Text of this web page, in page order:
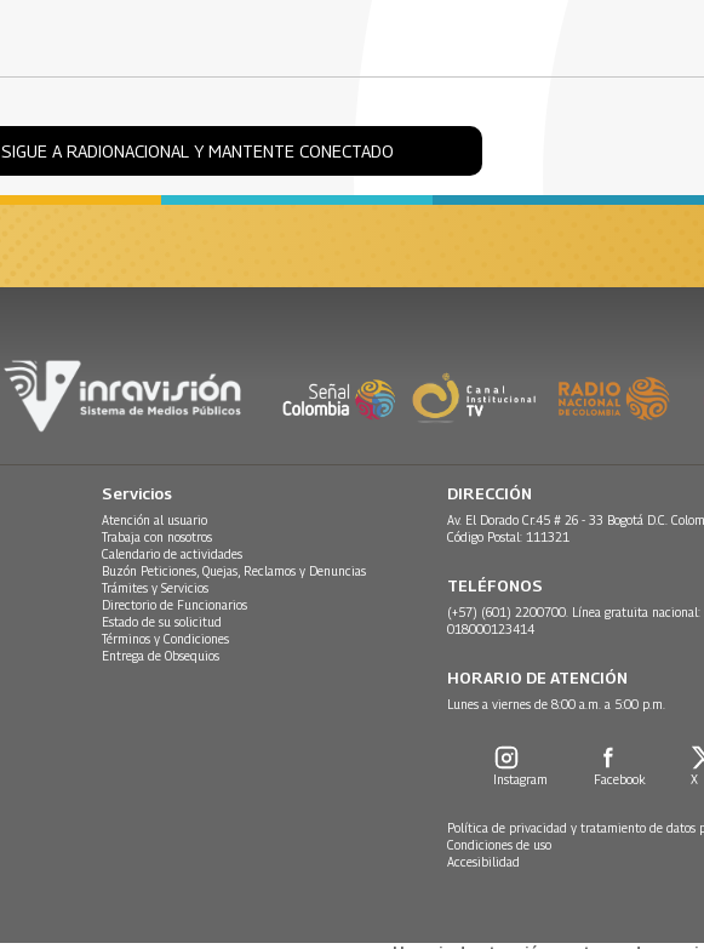
SIGUE A RADIONACIONAL Y MANTENTE CONECTADO
Servicios
Atención al usuario
Trabaja con nosotros
Calendario de actividades
Buzón Peticiones, Quejas, Reclamos y Denuncias
Trámites y Servicios
Directorio de Funcionarios
Estado de su solicitud
Términos y Condiciones
Entrega de Obsequios
DIRECCIÓN
Av. El Dorado Cr.45 # 26 - 33 Bogotá D.C.
Código Postal: 111321
TELÉFONOS
(+57) (601) 2200700. Línea gratuita nacional:
018000123414
HORARIO DE ATENCIÓN
Lunes a viernes de 8:00 a.m. a 5:00 p.m.
Instagram Facebook X
Política de privacidad y tratamiento de datos
Condiciones de uso
Accesibilidad